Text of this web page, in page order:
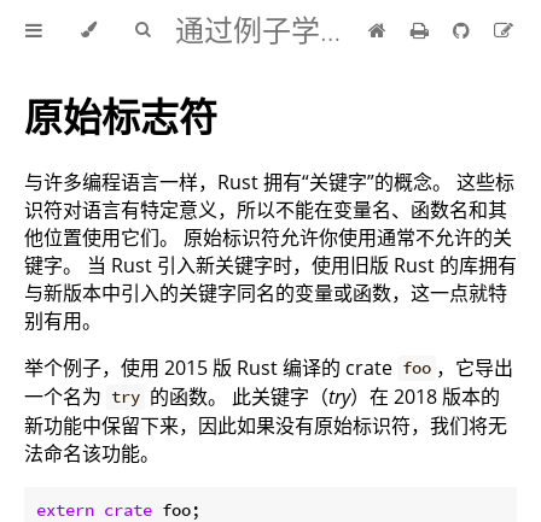
通过例子学 Rust 中文版
原始标志符
与许多编程语言一样，Rust 拥有“关键字”的概念。 这些标
识符对语言有特定意义，所以不能在变量名、函数名和其
他位置使用它们。 原始标识符允许你使用通常不允许的关
键字。 当 Rust 引入新关键字时，使用旧版 Rust 的库拥有
与新版本中引入的关键字同名的变量或函数，这一点就特
别有用。
举个例子，使用 2015 版 Rust 编译的 crate foo ，它导出
一个名为 try 的函数。 此关键字（try）在 2018 版本的
新功能中保留下来，因此如果没有原始标识符，我们将无
法命名该功能。
extern crate foo;